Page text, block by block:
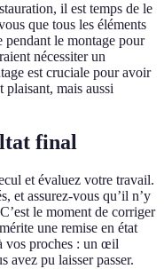
il est temps de le
que tous les éléments
pendant le montage pour
nécessiter un
est cruciale pour avoir
plaisant, mais aussi
final
et évaluez votre travail.
et assurez-vous qu’il n’y
le moment de corriger
une remise en état
vos proches : un œil
avez pu laisser passer.